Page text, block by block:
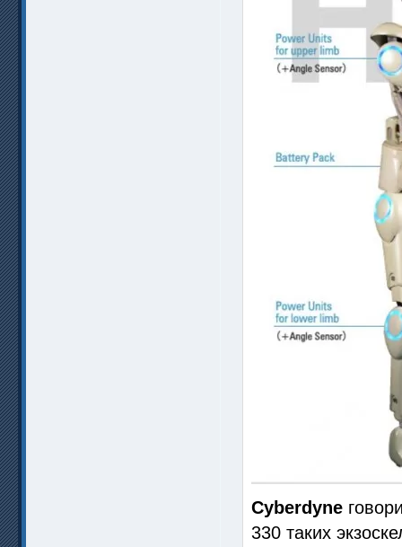
Cyberdyne
330 таких